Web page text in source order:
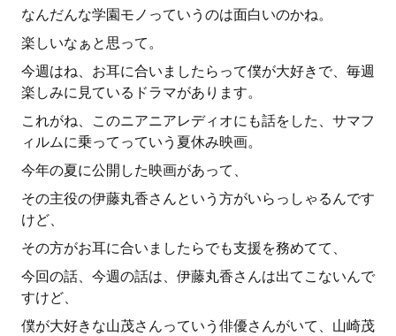
なんだんな学園モノっていうのは面白いのかね。
楽しいなぁと思って。
今週はね、お耳に合いましたらって僕が大好きで、毎週
楽しみに見ているドラマがあります。
これがね、このニアニアレディオにも話をした、サマフ
ィルムに乗ってっていう夏休み映画。
今年の夏に公開した映画があって、
その主役の伊藤丸香さんという方がいらっしゃるんです
けど、
その方がお耳に合いましたらでも支援を務めてて、
今回の話、今週の話は、伊藤丸香さんは出てこないんで
すけど、
僕が大好きな山茂さんっていう俳優さんがいて、山崎茂